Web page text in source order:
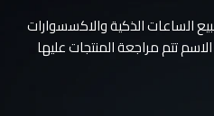
الساعات الذكية والاكسسوارات
تتم مراجعة المنتجات عليها